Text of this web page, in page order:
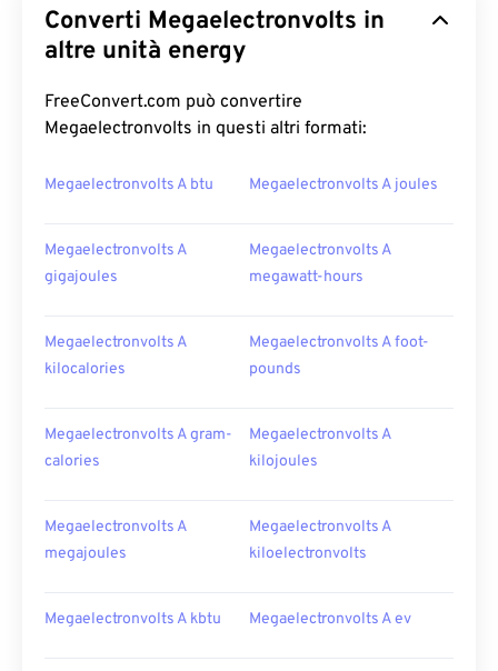
Converti Megaelectronvolts in
altre unità energy
FreeConvert.com può convertire
Megaelectronvolts in questi altri formati:
Megaelectronvolts A btu Megaelectronvolts A joules
Megaelectronvolts A
gigajoules
Megaelectronvolts A
megawatt-hours
Megaelectronvolts A
kilocalories
Megaelectronvolts A foot-
pounds
Megaelectronvolts A gram-
calories
Megaelectronvolts A
kilojoules
Megaelectronvolts A
megajoules
Megaelectronvolts A
kiloelectronvolts
Megaelectronvolts A kbtu Megaelectronvolts A ev